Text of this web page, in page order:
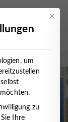
Mit
um
zu
Ihre